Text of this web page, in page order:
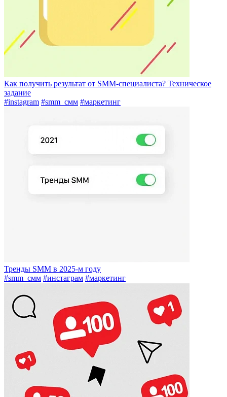
Как получить результат от SMM-специалиста? Техническое
задание
#instagram #smm_смм #маркетинг
Тренды SMM в 2025-м году
#smm_смм #инстаграм #маркетинг